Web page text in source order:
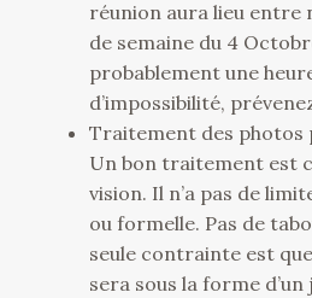
réunion aura lieu entre
de semaine du 4
probablement une
d’impossibilité,
Traitement des photos
Un bon traitement est
vision. Il n’a pas de
ou formelle. Pas de
seule contrainte est
sera sous la forme